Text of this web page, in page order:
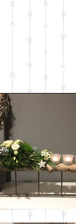
WORKSHOPS AGENDA